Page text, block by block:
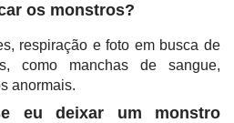
os monstros?
respiração e foto em busca de
como manchas de sangue,
anormais.
eu deixar um monstro